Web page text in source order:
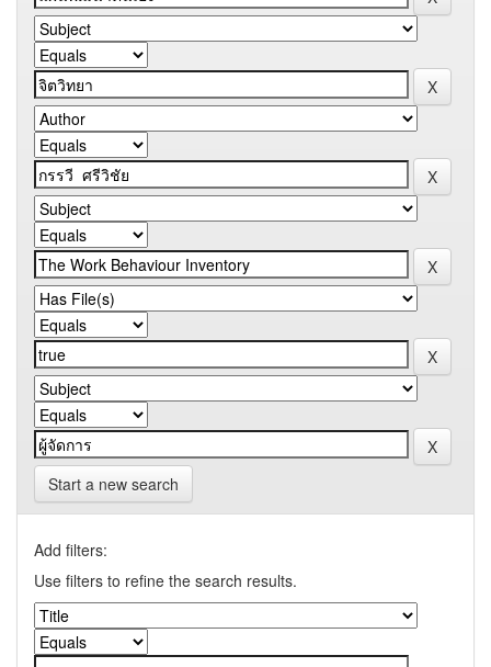
Start a new search
Add filters:
Use filters to refine the search results.